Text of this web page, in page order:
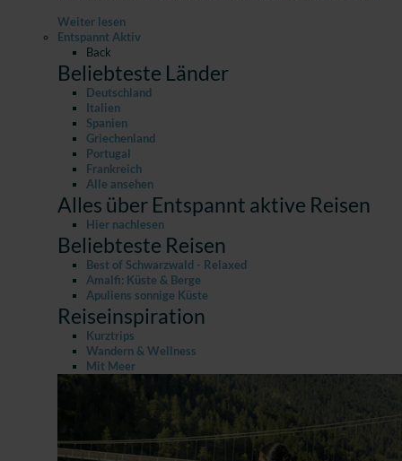
Weiter lesen
Entspannt Aktiv
Back
Beliebteste Länder
Deutschland
Italien
Spanien
Griechenland
Portugal
Frankreich
Alle ansehen
Alles über Entspannt aktive Reisen
Hier nachlesen
Beliebteste Reisen
Best of Schwarzwald - Relaxed
Amalfi: Küste & Berge
Apuliens sonnige Küste
Reiseinspiration
Kurztrips
Wandern & Wellness
Mit Meer